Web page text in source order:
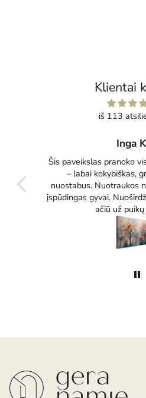
Klientai
iš 113
Inga
Šis paveikslas pranoko
– labai kokybiškas,
nuostabus. Nuotraukos
įspūdingas gyvai.
ačiū už